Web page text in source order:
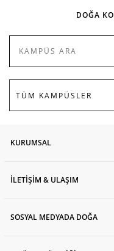
DOĞA
KURUMSAL
İLETİŞİM & ULAŞIM
SOSYAL MEDYADA DOĞA